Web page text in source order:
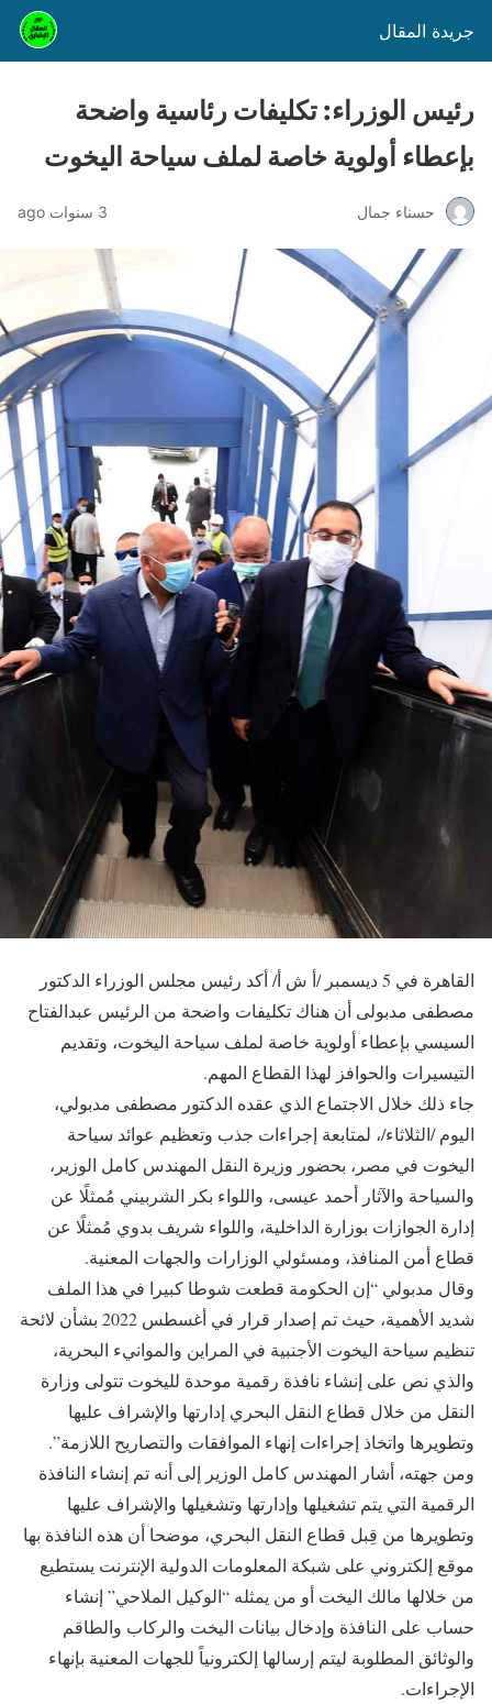
جريدة المقال
رئيس الوزراء: تكليفات رئاسية واضحة
بإعطاء أولوية خاصة لملف سياحة اليخوت
حسناء جمال 3 سنوات ago
القاهرة في 5 ديسمبر /أ ش أ/ أكد رئيس مجلس الوزراء الدكتور
مصطفى مدبولى أن هناك تكليفات واضحة من الرئيس عبدالفتاح
السيسي بإعطاء أولوية خاصة لملف سياحة اليخوت، وتقديم
التيسيرات والحوافز لهذا القطاع المهم.
جاء ذلك خلال الاجتماع الذي عقده الدكتور مصطفى مدبولي،
اليوم /الثلاثاء/، لمتابعة إجراءات جذب وتعظيم عوائد سياحة
اليخوت في مصر، بحضور وزيرة النقل المهندس كامل الوزير،
والسياحة والآثار أحمد عيسى، واللواء بكر الشربيني مُمثلًا عن
إدارة الجوازات بوزارة الداخلية، واللواء شريف بدوي مُمثلًا عن
قطاع أمن المنافذ، ومسئولي الوزارات والجهات المعنية.
وقال مدبولي “إن الحكومة قطعت شوطا كبيرا في هذا الملف
شديد الأهمية، حيث تم إصدار قرار في أغسطس 2022 بشأن لائحة
تنظيم سياحة اليخوت الأجنبية في المراين والموانيء البحرية،
والذي نص على إنشاء نافذة رقمية موحدة لليخوت تتولى وزارة
النقل من خلال قطاع النقل البحري إدارتها والإشراف عليها
وتطويرها واتخاذ إجراءات إنهاء الموافقات والتصاريح اللازمة”.
ومن جهته، أشار المهندس كامل الوزير إلى أنه تم إنشاء النافذة
الرقمية التي يتم تشغيلها وإدارتها وتشغيلها والإشراف عليها
وتطويرها من قِبل قطاع النقل البحري، موضحا أن هذه النافذة بها
موقع إلكتروني على شبكة المعلومات الدولية الإنترنت يستطيع
من خلالها مالك اليخت أو من يمثله “الوكيل الملاحي” إنشاء
حساب على النافذة وإدخال بيانات اليخت والركاب والطاقم
والوثائق المطلوبة ليتم إرسالها إلكترونياً للجهات المعنية بإنهاء
الإجراءات.